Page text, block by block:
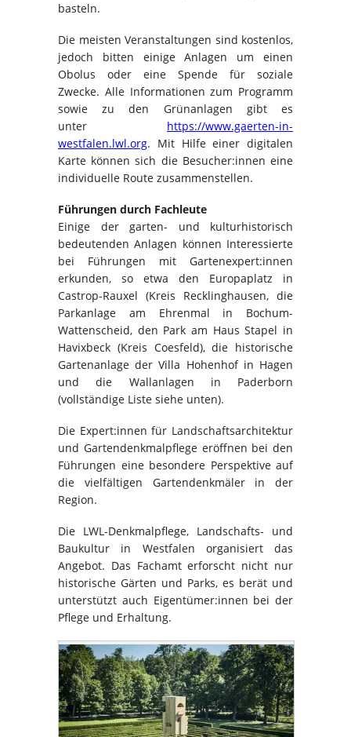
basteln.
Die meisten Veranstaltungen sind kostenlos,
jedoch bitten einige Anlagen um einen
Obolus oder eine Spende für soziale
Zwecke. Alle Informationen zum Programm
sowie zu den Grünanlagen gibt es
unter https://www.gaerten-in-
westfalen.lwl.org. Mit Hilfe einer digitalen
Karte können sich die Besucher:innen eine
individuelle Route zusammenstellen.
Führungen durch Fachleute
Einige der garten- und kulturhistorisch
bedeutenden Anlagen können Interessierte
bei Führungen mit Gartenexpert:innen
erkunden, so etwa den Europaplatz in
Castrop-Rauxel (Kreis Recklinghausen, die
Parkanlage am Ehrenmal in Bochum-
Wattenscheid, den Park am Haus Stapel in
Havixbeck (Kreis Coesfeld), die historische
Gartenanlage der Villa Hohenhof in Hagen
und die Wallanlagen in Paderborn
(vollständige Liste siehe unten).
Die Expert:innen für Landschaftsarchitektur
und Gartendenkmalpflege eröffnen bei den
Führungen eine besondere Perspektive auf
die vielfältigen Gartendenkmäler in der
Region.
Die LWL-Denkmalpflege, Landschafts- und
Baukultur in Westfalen organisiert das
Angebot. Das Fachamt erforscht nicht nur
historische Gärten und Parks, es berät und
unterstützt auch Eigentümer:innen bei der
Pflege und Erhaltung.